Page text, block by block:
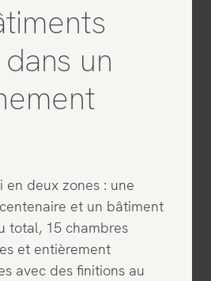
un
deux zones : une
et un bâtiment
total, 15 chambres
et entièrement
avec des finitions au